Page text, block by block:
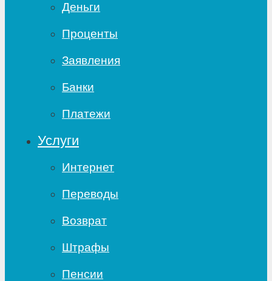
Деньги
Проценты
Заявления
Банки
Платежи
Услуги
Интернет
Переводы
Возврат
Штрафы
Пенсии